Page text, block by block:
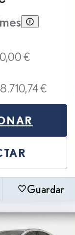
€
€
Guardar